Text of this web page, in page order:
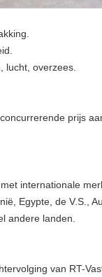
lucht, overzees.
prijs
internationale
Egypte, de V.S.,
andere landen.
van RT-